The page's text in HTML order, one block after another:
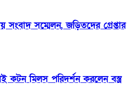
সংবাদ সম্মেলন, জড়িতদের গ্রেপ্তার
কটন মিলস পরিদর্শন করলেন বস্ত্র